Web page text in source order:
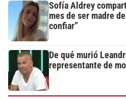
Sofía Aldrey
mes de ser madre
confiar”
De qué murió
representante de